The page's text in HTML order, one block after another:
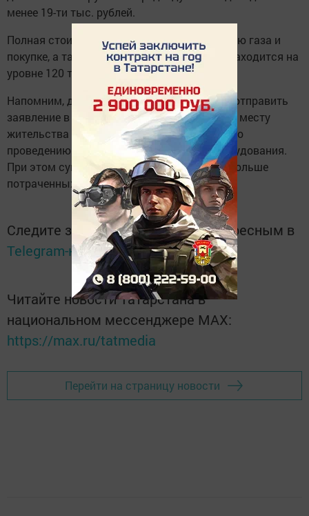
менее 19-ти тыс. рублей.
Полная стоимость всех работ по проведению газа и
покупке, а также установке оборудования находится на
уровне 120 тыс. рублей, добавил Усманов.
Напомним, для получения субсидии нужно отправить
заявление в органы социальной защиты по месту
жительства после выполнения всех работ по
проведению газа, покупке и установке оборудования.
При этом сумма субсидии не может быть больше
потраченных средств.
Следите за самым важным и интересным в
Telegram-каналеТатмедиа
Читайте новости Татарстана в
национальном мессенджере MАХ:
https://max.ru/tatmedia
Перейти на страницу новости